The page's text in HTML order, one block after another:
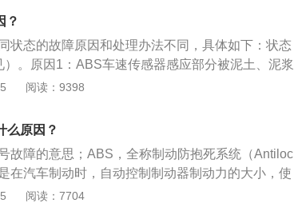
关。abs故障灯亮了，建议不要继续驾驶，因为abs
系统故障，紧急制动时如果车轮抱死，车辆会失控
整车辆行驶轨迹，安全隐患较大。
统失效。解决方法：到维修机构维修或更换ABS总
）电路板故障：ABS控制单元故障，相当于车辆控
，但这种故障概率很小。有的车的ABS控制单元的
主板。6、蓄电池电压过低或保险丝熔断。车辆的A
及时为蓄电池充电，必要时更换。7、液压调节装
动装置损坏，刹车动力不能传送至防抱死系统，会
法：前往4S店检修液压调节装置。8、车辆启动时
会进行自检操作，期间故障灯亮起，自检结束，故
，调整好车速传感器与信号齿圈的间隙，即可恢复
之间连接松懈，ABS继电器接触不良等引起信号不
检查线路连接处，有松动的重新连接。状态2：AB
则ABS警告灯熄灭。原因：当使用多种车辆电器，
擎转速上升，电压上升，ABS指示灯熄灭；ABS
供应（如电压继电器或电源接触不良）。状态3：
着，直到引擎IGFF才熄灭。原因：ABS油压阀体搭
体电线接头接触不良；ABS计算机故障。处理方
ABS/ASR计算机。状态4：ABS警告灯高速行驶亮
？
状态的故障原因和处理办法不同，具体如下：状态
。原因1：ABS车速传感器感应部分被泥土、泥浆
器感应相应的车速信号，使ABS电脑无法判别车
，调整好车速传感器与信号齿圈的间隙，即可恢复
之间连接松懈，ABS继电器接触不良等引起信号不
检查线路连接处，有松动的重新连接。状态2：AB
则ABS警告灯熄灭。原因：当使用多种车辆电器，
擎转速上升，电压上升，ABS指示灯熄灭；ABS
阅读：9398
么原因？
故障的意思；ABS，全称制动防抱死系统（Antiloc
在汽车制动时，自动控制制动器制动力的大小，使
（滑移率在20%左右）的状态，以保证车轮与地面
阅读：7704